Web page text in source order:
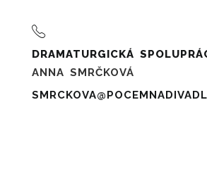
DRAMATURGICKÁ
ANNA SMRČKOVÁ